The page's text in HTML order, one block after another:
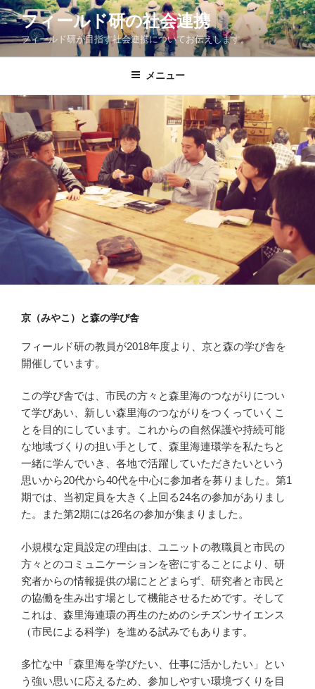
コ
ン
テ
ン
ス
キ
ッ
プ
フィールド研の社会連携
フィールド研が目指す社会連携についてお伝えします。
メニュー
京（みやこ）と森の学び舎
フィールド研の教員が2018年度より、京と森の学び舎を
開催しています。
この学び舎では、市民の方々と森里海のつながりについ
て学びあい、新しい森里海のつながりをつくっていくこ
とを目的にしています。これからの自然保護や持続可能
な地域づくりの担い手として、森里海連環学を私たちと
一緒に学んでいき、各地で活躍していただきたいという
思いから20代から40代を中心に参加者を募りました。第1
期では、当初定員を大きく上回る24名の参加がありまし
た。また第2期には26名の参加が集まりました。
小規模な定員設定の理由は、ユニットの教職員と市民の
方々とのコミュニケーションを密にすることにより、研
究者からの情報提供の場にとどまらず、研究者と市民と
の協働を生み出す場として機能させるためです。そして
これは、森里海連環の再生のためのシチズンサイエンス
（市民による科学）を進める試みでもあります。
多忙な中「森里海を学びたい、仕事に活かしたい」とい
う強い思いに応えるため、参加しやすい環境づくりを目